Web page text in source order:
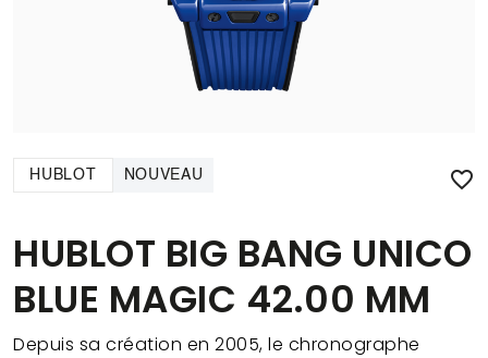
HUBLOT NOUVEAU 
HUBLOT BIG BANG UNICO
BLUE MAGIC 42.00 MM
Depuis sa création en 2005, le chronographe